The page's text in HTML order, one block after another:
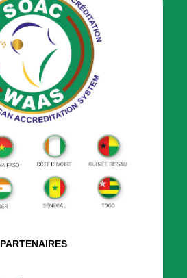
PARTENAIRES